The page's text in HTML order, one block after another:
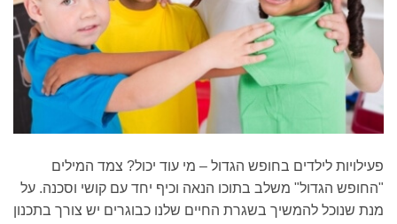
פעילויות לילדים בחופש הגדול – מי עוד יכול? צמד המילים
"החופש הגדול" משלב בתוכו הנאה וכיף יחד עם קושי וסכנה. על
מנת שנוכל להמשיך בשגרת החיים שלנו כבוגרים יש צורך בתכנון